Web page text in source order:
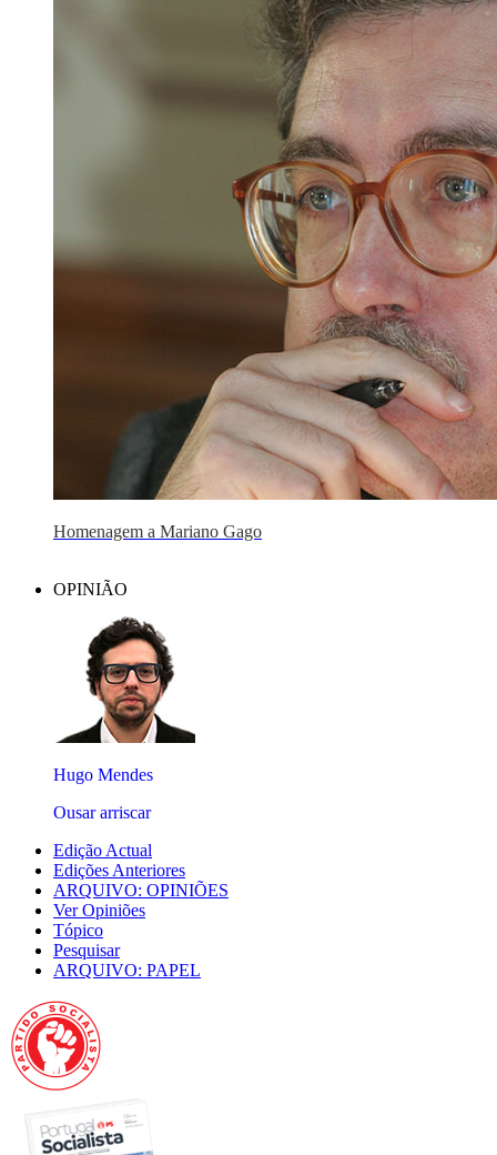
Homenagem a Mariano Gago
OPINIÃO
Hugo Mendes
Ousar arriscar
Edição Actual
Edições Anteriores
ARQUIVO: OPINIÕES
Ver Opiniões
Tópico
Pesquisar
ARQUIVO: PAPEL